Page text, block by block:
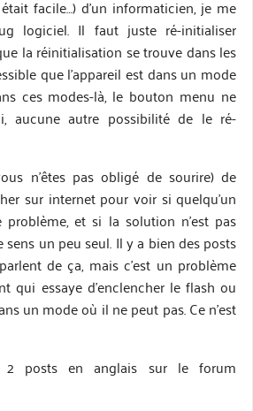
facile…) d’un informaticien, je me
logiciel. Il faut juste ré-initialiser
la réinitialisation se trouve dans les
que l’appareil est dans un mode
ces modes-là, le bouton menu ne
aucune autre possibilité de le ré-
n’êtes pas obligé de sourire) de
sur internet pour voir si quelqu’un
problème, et si la solution n’est pas
sens un peu seul. Il y a bien des posts
de ça, mais c’est un problème
qui essaye d’enclencher le flash ou
un mode où il ne peut pas. Ce n’est
posts en anglais sur le forum